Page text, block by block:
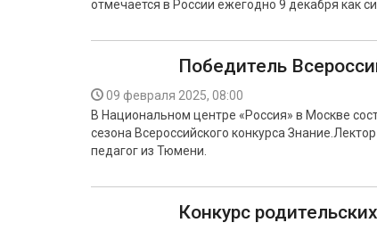
отмечается в России ежегодно 9 декабря как
Победитель
09 февраля 2025, 08:00
В Национальном центре «Россия» в Москве
сезона Всероссийского конкурса
педагог из Тюмени.
Конкурс